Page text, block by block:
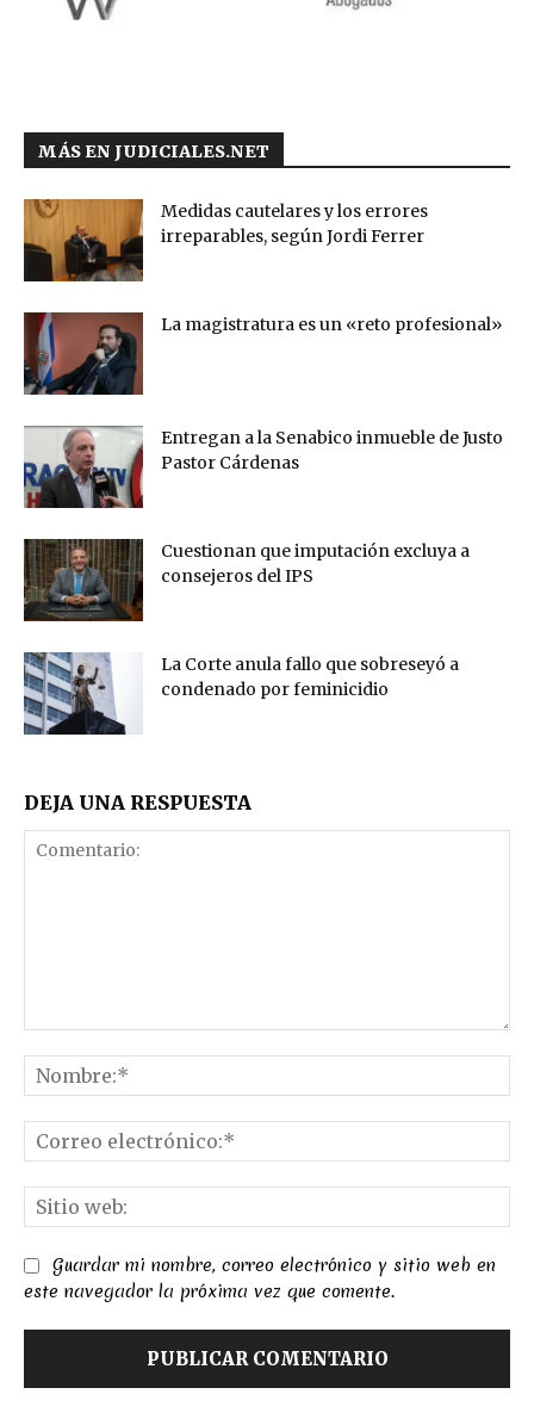
MÁS EN JUDICIALES.NET
Medidas cautelares y los errores
irreparables, según Jordi Ferrer
La magistratura es un «reto profesional»
Entregan a la Senabico inmueble de Justo
Pastor Cárdenas
Cuestionan que imputación excluya a
consejeros del IPS
La Corte anula fallo que sobreseyó a
condenado por feminicidio
DEJA UNA RESPUESTA
Guardar mi nombre, correo electrónico y sitio web en
este navegador la próxima vez que comente.